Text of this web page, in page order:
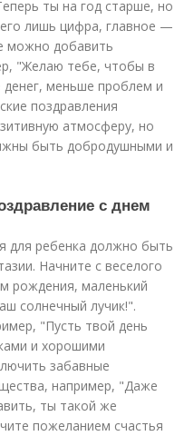
ты на год старше, но
лишь цифра, главное —
можно добавить
"Желаю тебе, чтобы в
меньше проблем и
поздравления
атмосферу, но
быть добродушными и
с днем
для ребенка должно быть
Начните с веселого
рождения, маленький
солнечный лучик!".
"Пусть твой день
и хорошими
забавные
например, "Даже
ты такой же
пожеланием счастья